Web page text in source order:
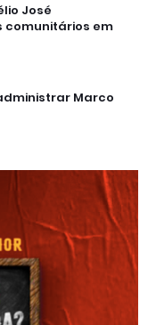
José
comunitários em
Marco